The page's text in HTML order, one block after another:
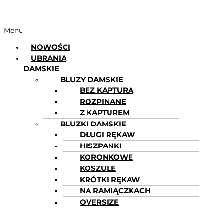
Menu
NOWOŚCI
UBRANIA
DAMSKIE
BLUZY DAMSKIE
BEZ KAPTURA
ROZPINANE
Z KAPTUREM
BLUZKI DAMSKIE
DŁUGI RĘKAW
HISZPANKI
KORONKOWE
KOSZULE
KRÓTKI RĘKAW
NA RAMIĄCZKACH
OVERSIZE